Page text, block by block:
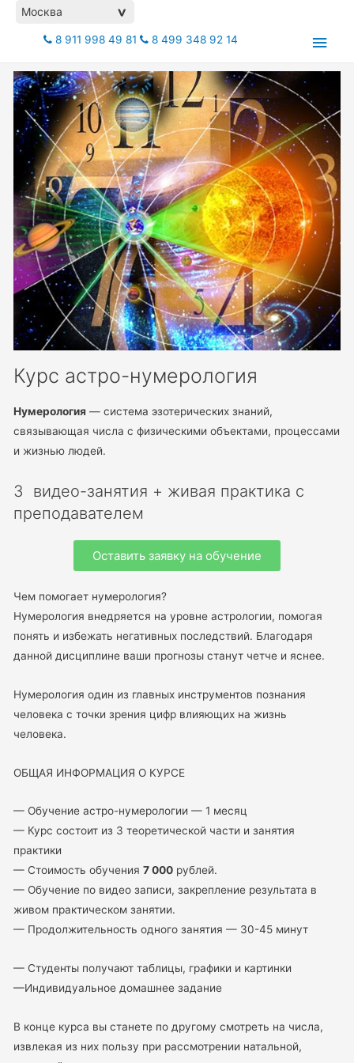
Москва >
8 911 998 49 81 8 499 348 92 14
Курс астро-нумерология
Нумерология — система эзотерических знаний,
связывающая числа с физическими объектами, процессами
и жизнью людей.
3 видео-занятия + живая практика с
преподавателем
Оставить заявку на обучение
Чем помогает нумерология?
Нумерология внедряется на уровне астрологии, помогая
понять и избежать негативных последствий. Благодаря
данной дисциплине ваши прогнозы станут четче и яснее.
Нумерология один из главных инструментов познания
человека с точки зрения цифр влияющих на жизнь
человека.
ОБЩАЯ ИНФОРМАЦИЯ О КУРСЕ
— Обучение астро-нумерологии — 1 месяц
— Курс состоит из 3 теоретической части и занятия
практики
— Стоимость обучения7 000 рублей.
— Обучение по видео записи, закрепление результата в
живом практическом занятии.
— Продолжительность одного занятия — 30-45 минут
— Студенты получают таблицы, графики и картинки
—Индивидуальное домашнее задание
В конце курса вы станете по другому смотреть на числа,
извлекая из них пользу при рассмотрении натальной,